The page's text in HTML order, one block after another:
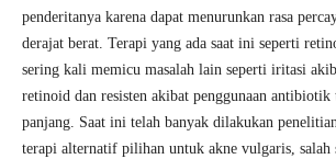
penderitanya karena dapat menurunkan rasa
derajat berat. Terapi yang ada saat ini seperti
sering kali memicu masalah lain seperti iritasi
retinoid dan resisten akibat penggunaan
panjang. Saat ini telah banyak dilakukan
terapi alternatif pilihan untuk akne vulgaris, salah